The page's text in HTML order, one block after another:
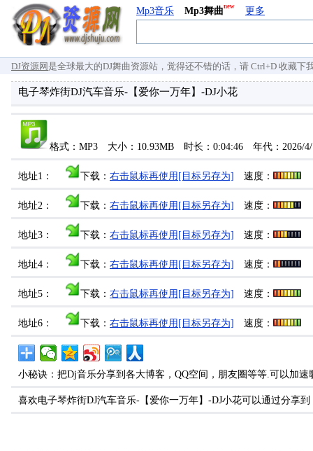
Mp3音乐 Mp3舞曲new 更多
DJ资源网 是全球最大的DJ舞曲资源站，觉得还不错的话，请 Ctrl+D 收藏下
电子琴炸街DJ汽车音乐-【爱你一万年】-DJ小花
格式：MP3 大小：10.93MB 时长：0:04:46 年代：
地址1： 下载： 右击鼠标再使用[目标另存为] 速度：
地址2： 下载： 右击鼠标再使用[目标另存为] 速度：
地址3： 下载： 右击鼠标再使用[目标另存为] 速度：
地址4： 下载： 右击鼠标再使用[目标另存为] 速度：
地址5： 下载： 右击鼠标再使用[目标另存为] 速度：
地址6： 下载： 右击鼠标再使用[目标另存为] 速度：
小秘诀：把Dj音乐分享到各大博客，QQ空间，朋友圈等等.可以加速
喜欢电子琴炸街DJ汽车音乐-【爱你一万年】-DJ小花可以通过分享